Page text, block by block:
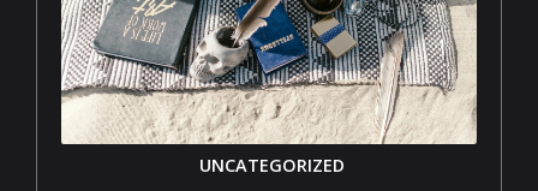
UNCATEGORIZED